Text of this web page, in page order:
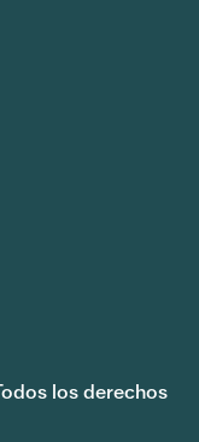
los derechos